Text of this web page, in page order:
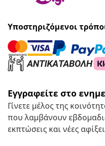
Υποστηριζόμενοι
Εγγραφείτε στο
Γίνετε μέλος της
που λαμβάνουν
εκπτώσεις και νέες